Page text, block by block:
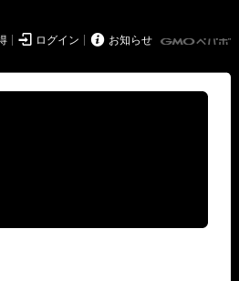
 ログイン  お知らせ